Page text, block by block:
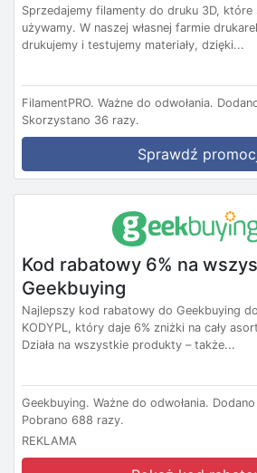
Sprzedajemy filamenty do druku 3D, które
używamy. W naszej własnej farmie
drukujemy i testujemy materiały, dzięki...
FilamentPRO. Ważne do odwołania.
Skorzystano 36 razy.
Sprawdź
Kod rabatowy 6% na
Geekbuying
Najlepszy kod rabatowy do Geekbuying
KODYPL, który daje 6% zniżki na cały
Działa na wszystkie produkty – także...
Geekbuying. Ważne do odwołania.
Pobrano 688 razy.
REKLAMA